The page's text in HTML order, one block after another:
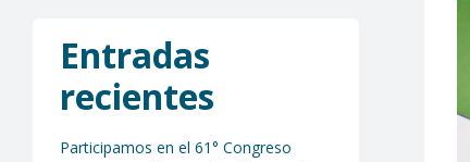
Entradas
recientes
Participamos en el 61° Congreso